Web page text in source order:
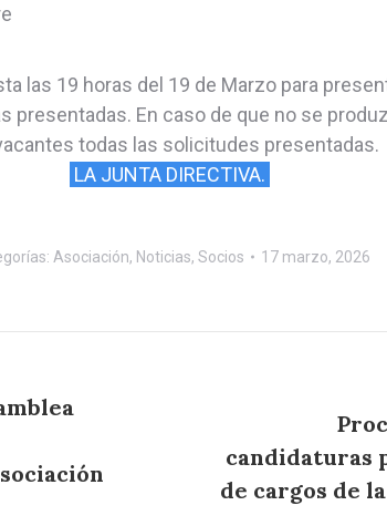
las 19 horas del 19 de Marzo para
presentadas. En caso de que no se
todas las solicitudes presentadas.
LA JUNTA DIRECTIVA.
Asociación, Noticias, Socios 17 marzo, 2026
Publicación
siguiente:
candidaturas
de cargos de